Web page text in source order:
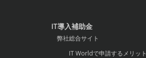
IT導入補助金
弊社総合サイト
IT Worldで申請するメリット